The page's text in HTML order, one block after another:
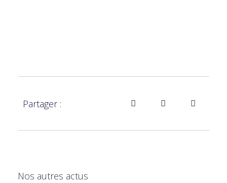
Partager :
Nos autres actus